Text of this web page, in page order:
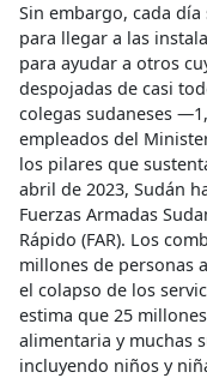
Sin embargo, cada
para llegar a las
para ayudar a otros
despojadas de casi
colegas sudaneses
empleados del
los pilares que
abril de 2023, Sudán
Fuerzas Armadas
Rápido (FAR). Los
millones de personas
el colapso de los
estima que 25
alimentaria y muchas
incluyendo niños y